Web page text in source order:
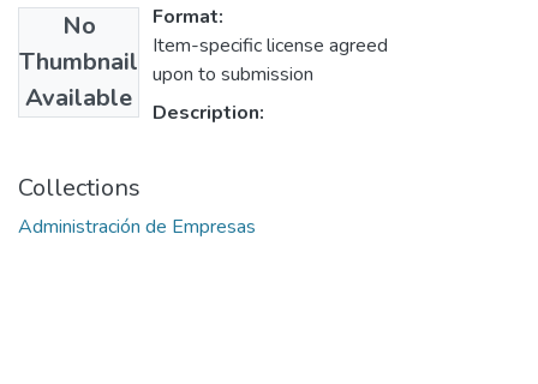
No
Thumbnail
Available
Format:
Item-specific license agreed
upon to submission
Description:
Collections
Administración de Empresas